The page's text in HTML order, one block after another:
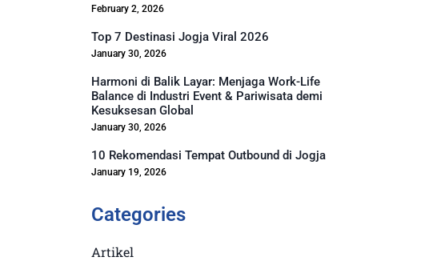
February 2, 2026
Top 7 Destinasi Jogja Viral 2026
January 30, 2026
Harmoni di Balik Layar: Menjaga Work-Life
Balance di Industri Event & Pariwisata demi
Kesuksesan Global
January 30, 2026
10 Rekomendasi Tempat Outbound di Jogja
January 19, 2026
Categories
Artikel